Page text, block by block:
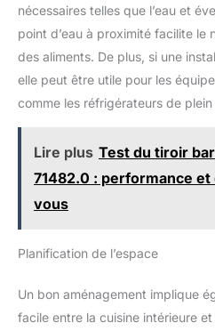
nécessaires telles que l’eau et
point d’eau à proximité facilite
des aliments. De plus, si une
elle peut être utile pour les
comme les réfrigérateurs de plein
Lire plus Test du tiroir
71482.0 : performance
vous
Planification de l’espace
Un bon aménagement implique
facile entre la cuisine intérieure